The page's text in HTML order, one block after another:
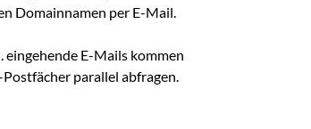
Domainnamen per E-Mail.
E-Mails kommen
parallel abfragen.